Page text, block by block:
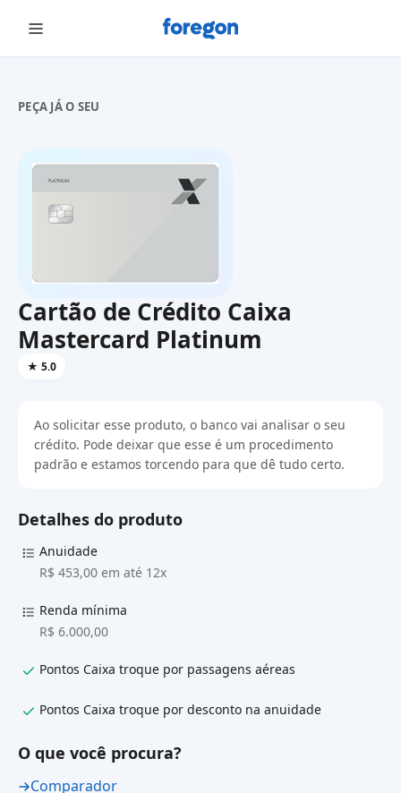
Foregon.com
PEÇA JÁ O SEU
Cartão de Crédito Caixa
Mastercard Platinum
★ 5.0
Ao solicitar esse produto, o banco vai analisar o seu
crédito. Pode deixar que esse é um procedimento
padrão e estamos torcendo para que dê tudo certo.
Detalhes do produto
Anuidade
R$ 453,00 em até 12x
Renda mínima
R$ 6.000,00
Pontos Caixa troque por passagens aéreas
Pontos Caixa troque por desconto na anuidade
O que você procura?
Comparador